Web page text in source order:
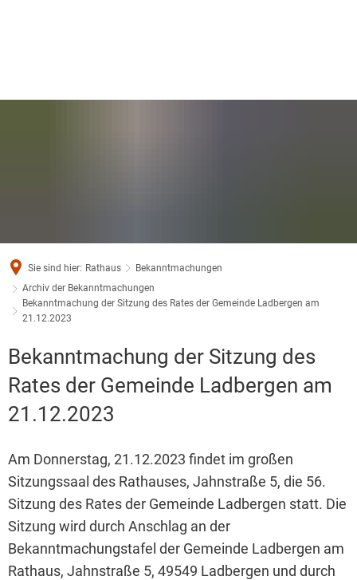
Sie sind hier: Rathaus
Bekanntmachungen
Archiv der Bekanntmachungen
Bekanntmachung der Sitzung des Rates der Gemeinde Ladbergen am
21.12.2023
Bekanntmachung der Sitzung des
Rates der Gemeinde Ladbergen am
21.12.2023
Am Donnerstag, 21.12.2023 findet im großen
Sitzungssaal des Rathauses, Jahnstraße 5, die 56.
Sitzung des Rates der Gemeinde Ladbergen statt. Die
Sitzung wird durch Anschlag an der
Bekanntmachungstafel der Gemeinde Ladbergen am
Rathaus, Jahnstraße 5, 49549 Ladbergen und durch